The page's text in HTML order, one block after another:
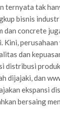
ternyata tak
bisnis
dan concrete
Kini,
dan
distribusi
dijajaki, dan
ekspansi
bersaing